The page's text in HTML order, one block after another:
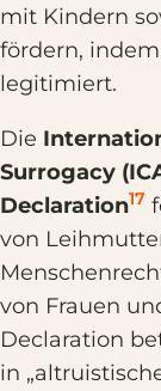
mit Kindern
fördern,
legitimiert.
Die
Surrogacy
Declaration17
von
von Frauen
Declaration
in